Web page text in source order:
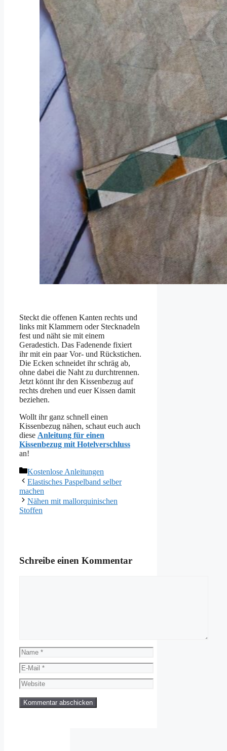
Steckt die offenen Kanten rechts und
links mit Klammern oder Stecknadeln
fest und näht sie mit einem
Geradestich. Das Fadenende fixiert
ihr mit ein paar Vor- und Rückstichen.
Die Ecken schneidet ihr schräg ab,
ohne dabei die Naht zu durchtrennen.
Jetzt könnt ihr den Kissenbezug auf
rechts drehen und euer Kissen damit
beziehen.
Wollt ihr ganz schnell einen
Kissenbezug nähen, schaut euch auch
diese Anleitung für einen
Kissenbezug mit Hotelverschluss
an!
Kategorien
Kostenlose Anleitungen
Elastisches Paspelband selber
machen
Nähen mit mallorquinischen
Stoffen
Schreibe einen Kommentar
Name
E-
Mail
Website